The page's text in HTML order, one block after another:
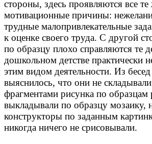
стороны, здесь проявляются все те
мотивационные причины:
трудные малопривлекательные
к оценке своего труда. С другой
по образцу плохо справляются те
дошкольном детстве практически
этим видом деятельности. Из
выяснилось, что они не
фрагментами рисунка по образцам
выкладывали по образцу мозаику,
конструкторы по заданным
никогда ничего не срисовывали.